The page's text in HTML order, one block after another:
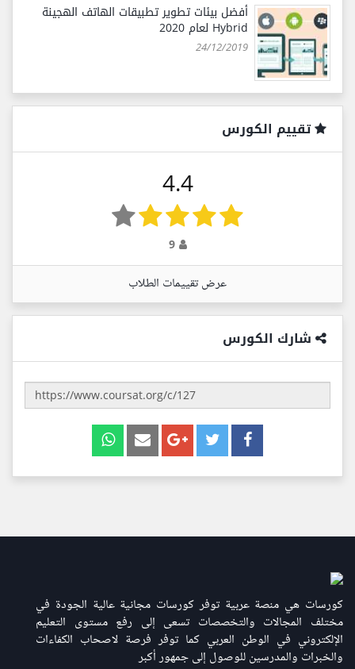
أفضل بيئات تطوير تطبيقات الهاتف الهجينة
Hybrid لعام 2020
24/12/2019
تقييم الكورس
4.4
9
عرض تقييمات الطلاب
شارك الكورس
كورسات هي منصة عربية توفر كورسات مجانية عالية الجودة في
مختلف المجالات والتخصصات تسعى إلى رفع مستوى التعليم
الإلكتروني في الوطن العربي كما توفر فرصة لاصحاب الكفاءات
والخبرات والمدرسين للوصول إلى جمهور أكبر